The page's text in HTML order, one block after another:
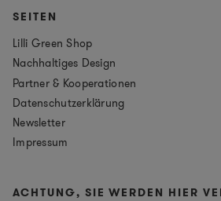
SEITEN
Lilli Green Shop
Nachhaltiges Design
Partner & Kooperationen
Datenschutzerklärung
Newsletter
Impressum
ACHTUNG, SIE WERDEN HIER